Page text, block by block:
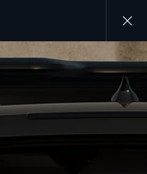
Close
gallery